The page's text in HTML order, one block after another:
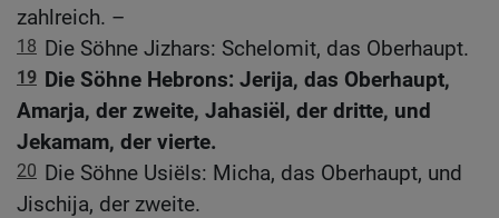
zahlreich. –
18 Die Söhne Jizhars: Schelomit, das Oberhaupt.
19 Die Söhne Hebrons: Jerija, das Oberhaupt,
Amarja, der zweite, Jahasiël, der dritte, und
Jekamam, der vierte.
20 Die Söhne Usiëls: Micha, das Oberhaupt, und
Jischija, der zweite.